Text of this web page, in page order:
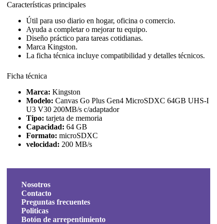
Características principales
Útil para uso diario en hogar, oficina o comercio.
Ayuda a completar o mejorar tu equipo.
Diseño práctico para tareas cotidianas.
Marca Kingston.
La ficha técnica incluye compatibilidad y detalles técnicos.
Ficha técnica
Marca: Kingston
Modelo: Canvas Go Plus Gen4 MicroSDXC 64GB UHS-I
U3 V30 200MB/s c/adaptador
Tipo: tarjeta de memoria
Capacidad: 64 GB
Formato: microSDXC
velocidad: 200 MB/s
Nosotros
Contacto
Preguntas frecuentes
Politicas
Botón de arrepentimiento